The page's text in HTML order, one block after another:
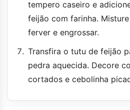
tempero caseiro e
feijão com farinha.
ferver e engrossar.
Transfira o tutu de feijão
pedra aquecida. Decore
cortados e cebolinha